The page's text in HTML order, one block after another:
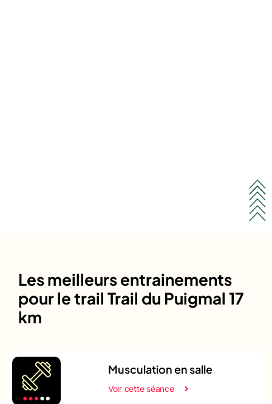
Les meilleurs entrainements
pour le trail Trail du Puigmal 17
km
Musculation en salle
Voir cette séance